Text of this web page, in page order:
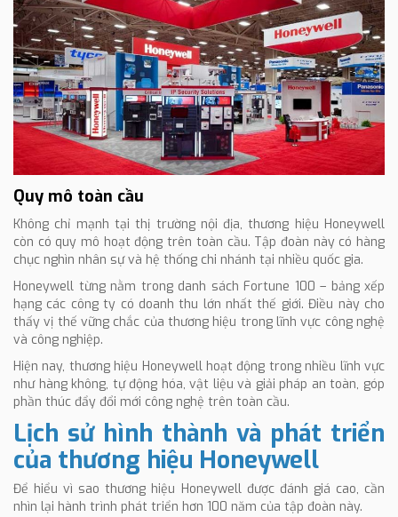
Quy mô toàn cầu
Không chỉ mạnh tại thị trường nội địa, thương hiệu Honeywell
còn có quy mô hoạt động trên toàn cầu. Tập đoàn này có hàng
chục nghìn nhân sự và hệ thống chi nhánh tại nhiều quốc gia.
Honeywell từng nằm trong danh sách Fortune 100 – bảng xếp
hạng các công ty có doanh thu lớn nhất thế giới. Điều này cho
thấy vị thế vững chắc của thương hiệu trong lĩnh vực công nghệ
và công nghiệp.
Hiện nay, thương hiệu Honeywell hoạt động trong nhiều lĩnh vực
như hàng không, tự động hóa, vật liệu và giải pháp an toàn, góp
phần thúc đẩy đổi mới công nghệ trên toàn cầu.
Lịch sử hình thành và phát triển
của thương hiệu Honeywell
Để hiểu vì sao thương hiệu Honeywell được đánh giá cao, cần
nhìn lại hành trình phát triển hơn 100 năm của tập đoàn này.